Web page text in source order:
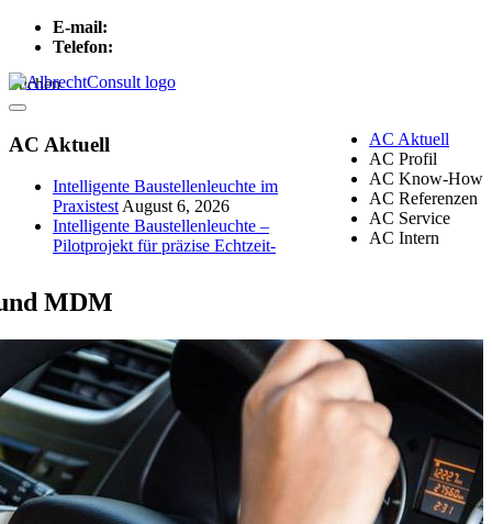
E-mail:
Telefon:
Suchen
Menu
AC Aktuell
AC Profil
AC Know-How
AC Referenzen
AC Service
AC Intern
MDM
AC Aktuell
Intelligente Baustellenleuchte im
PraxistestAugust 6, 2026
Intelligente Baustellenleuchte –
Pilotprojekt für präzise Echtzeit-